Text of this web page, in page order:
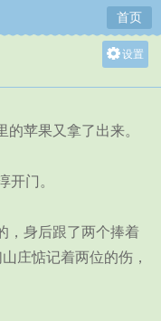
首页
设置
中
苹果又拿了出来。
门。
身后跟了两个捧着
庄惦记着两位的伤，